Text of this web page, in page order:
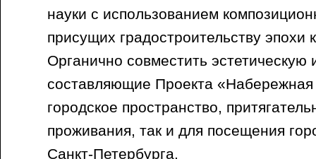
науки с использованием
присущих градостроительству эпохи
Органично совместить эстетическую
составляющие Проекта
городское пространство,
проживания, так и для посещения
Санкт-Петербурга.